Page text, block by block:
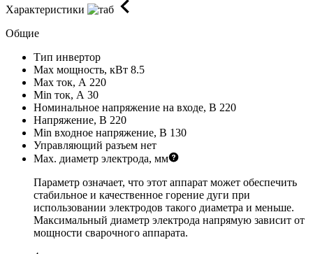
Характеристики
Общие
Тип инвертор
Max мощность, кВт 8.5
Max ток, А 220
Min ток, А 30
Номинальное напряжение на входе, В 220
Напряжение, В 220
Min входное напряжение, В 130
Управляющий разъем нет
Мах. диаметр электрода, мм
Параметр означает, что этот аппарат может обеспечить
стабильное и качественное горение дуги при
использовании электродов такого диаметра и меньше.
Максимальный диаметр электрода напрямую зависит от
мощности сварочного аппарата.